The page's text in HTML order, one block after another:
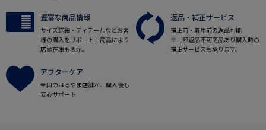
豊富な商品情報
サイズ詳細・ディテールなどお客
様の購入をサポート！商品により
店頭在庫も表示。
返品・補正サービス
補正前・着用前の返品可能
※一部返品不可商品あり購入時の
補正サービスも承ります。
アフターケア
全国のはるやま店舗が、購入後も
安心サポート